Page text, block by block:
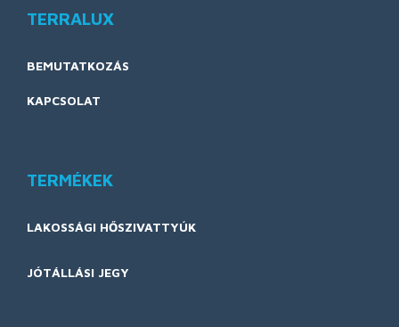
TERRALUX
BEMUTATKOZÁS
KAPCSOLAT
TERMÉKEK
LAKOSSÁGI HŐSZIVATTYÚK
JÓTÁLLÁSI JEGY